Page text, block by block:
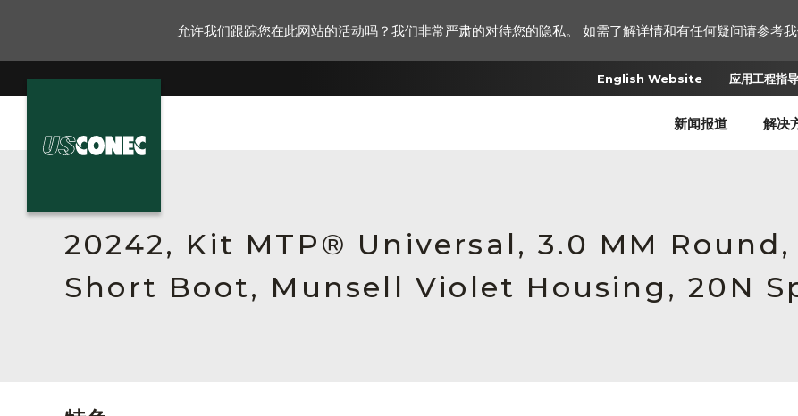
English Website 应用工程指
新闻报道 解决
English Website
20242, Kit MTP® Universal, 3.0 MM
Short Boot, Munsell Violet Housing, 20N
允许我们跟踪您在此网站的活动吗？我们非常严肃的对待您的隐私。 如需了解详情和有任何疑问请参考我